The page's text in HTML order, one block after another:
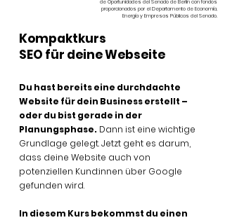
de Oportunidades del Senado de Berlín con fondos
proporcionados por el Departamento de Economía,
Energía y Empresas Públicas del Senado.
Kompaktkurs
SEO für deine Webseite
Du hast bereits eine durchdachte
Website für dein Business erstellt –
oder du bist gerade in der
Planungsphase. Dann ist eine wichtige
Grundlage gelegt. Jetzt geht es darum,
dass deine Website auch von
potenziellen Kund:innen über Google
gefunden wird.
In diesem Kurs bekommst du einen